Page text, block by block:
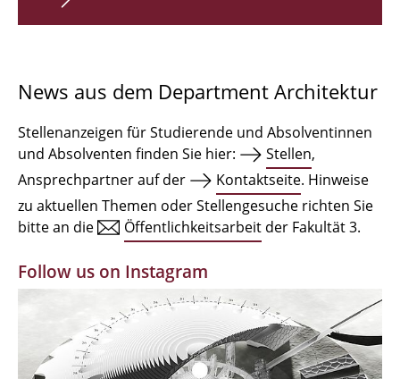
Qualifikationsprofil
Institute
Einrichtungen
Zeichensäle
MBW | Modellbauwerkstatt
Alumni | cloud club
Dokumente und Downloads
News aus dem Department Architektur
Stellenanzeigen für Studierende und Absolventinnen
und Absolventen finden Sie hier:
Stellen,
Ansprechpartner auf der
Kontaktseite. Hinweise
zu aktuellen Themen oder Stellengesuche richten Sie
bitte an die
Öffentlichkeitsarbeit der Fakultät 3.
Follow us on Instagram